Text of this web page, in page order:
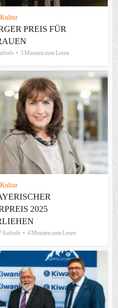
Kultur
PREIS FÜR
3 Minuten zum Lesen
Kultur
2025
Aufrufe 4 Minuten zum Lesen